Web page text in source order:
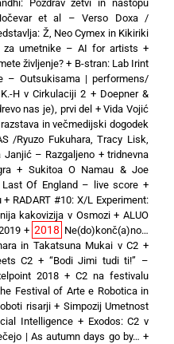
Pozdrav žetvi in nastopu
et al – Verso Doxa /
Ž, Neo Cymex in Kikiriki
za umetnike – AI for artists +
življenje? + B-stran: Lab Irint
– Outsukisama | performens/
H v Cirkulaciji 2 + Doepner &
nas je), prvi del +Vida Vojić
razstava in večmedijski dogodek
/Ryuzo Fukuhara, Tracy Lisk,
Janjić – Razgaljeno +tridnevna
+ Sukitoa O Namau & Joe
Of England – live score +
+ RADART #10: X/L Experiment:
kakovizija v Osmozi+ALUO
+ 2018 Ne(do)konč(a)no…
in Takatsuna Mukai v C2 +
C2 + “Bodi Jimi tudi ti!” –
2018+ C2 na festivalu
Festival of Arte e Robotica in
risarji+ Simpozij Umetnost
Intelligence + Exodos: C2 v
| As autumn days go by… +